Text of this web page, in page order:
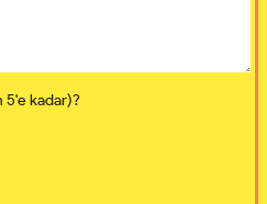
5'e kadar)?